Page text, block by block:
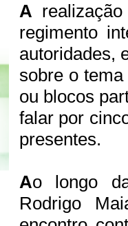
A
regimento
autoridades,
sobre o
ou blocos
falar por
presentes.
Ao longo
Rodrigo